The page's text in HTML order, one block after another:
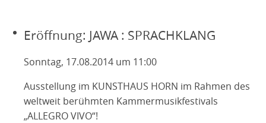
Eröffnung: JAWA : SPRACHKLANG
Sonntag, 17.08.2014 um 11:00
Ausstellung im KUNSTHAUS HORN im Rahmen des
weltweit berühmten Kammermusikfestivals
„ALLEGRO VIVO“!